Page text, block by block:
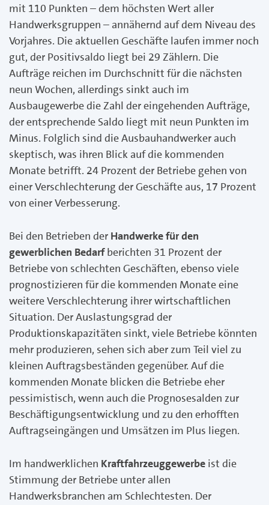
mit 110 Punkten – dem höchsten Wert aller
Handwerksgruppen – annähernd auf dem Niveau des
Vorjahres. Die aktuellen Geschäfte laufen immer noch
gut, der Positivsaldo liegt bei 29 Zählern. Die
Aufträge reichen im Durchschnitt für die nächsten
neun Wochen, allerdings sinkt auch im
Ausbaugewerbe die Zahl der eingehenden Aufträge,
der entsprechende Saldo liegt mit neun Punkten im
Minus. Folglich sind die Ausbauhandwerker auch
skeptisch, was ihren Blick auf die kommenden
Monate betrifft. 24 Prozent der Betriebe gehen von
einer Verschlechterung der Geschäfte aus, 17 Prozent
von einer Verbesserung.
Bei den Betrieben der Handwerke für den
gewerblichen Bedarfberichten 31 Prozent der
Betriebe von schlechten Geschäften, ebenso viele
prognostizieren für die kommenden Monate eine
weitere Verschlechterung ihrer wirtschaftlichen
Situation. Der Auslastungsgrad der
Produktionskapazitäten sinkt, viele Betriebe könnten
mehr produzieren, sehen sich aber zum Teil viel zu
kleinen Auftragsbeständen gegenüber. Auf die
kommenden Monate blicken die Betriebe eher
pessimistisch, wenn auch die Prognosesalden zur
Beschäftigungsentwicklung und zu den erhofften
Auftragseingängen und Umsätzen im Plus liegen.
Im handwerklichen Kraftfahrzeuggewerbe ist die
Stimmung der Betriebe unter allen
Handwerksbranchen am Schlechtesten. Der